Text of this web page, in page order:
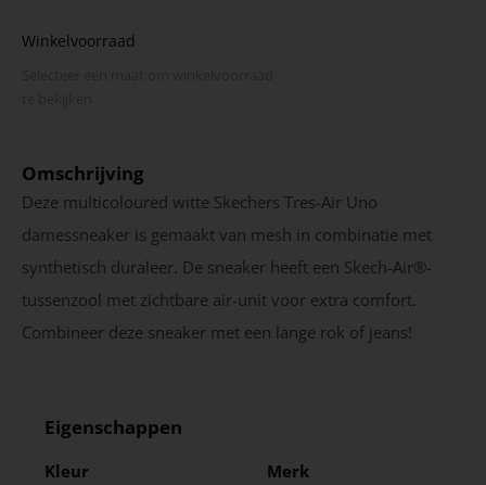
Winkelvoorraad
Omschrijving
Deze multicoloured witte Skechers Tres-Air Uno
damessneaker is gemaakt van mesh in combinatie met
synthetisch duraleer. De sneaker heeft een Skech-Air®-
tussenzool met zichtbare air-unit voor extra comfort.
Combineer deze sneaker met een lange rok of jeans!
Eigenschappen
Kleur
Merk